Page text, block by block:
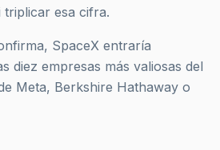
triplicar esa cifra.
SpaceX entraría
diez empresas más valiosas del
Meta, Berkshire Hathaway o